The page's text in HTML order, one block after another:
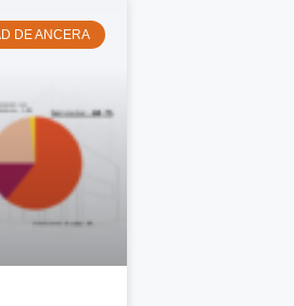
DE ANCERA